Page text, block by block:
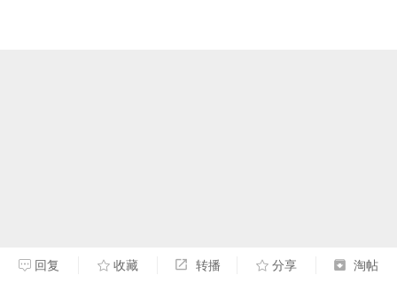
回复 收藏 转播 分享 淘帖